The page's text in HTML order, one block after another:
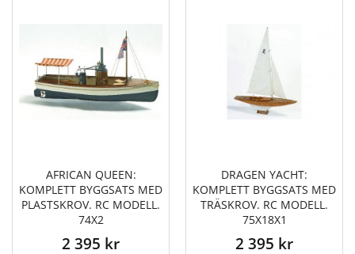
AFRICAN QUEEN:
KOMPLETT BYGGSATS MED
PLASTSKROV. RC MODELL.
74X2
2 395 kr
DRAGEN YACHT:
KOMPLETT BYGGSATS MED
TRÄSKROV. RC MODELL.
75X18X1
2 395 kr